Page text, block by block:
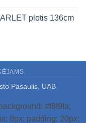
plotis 136cm
Pasaulis, UAB
#f8f9fa;
8px; padding: 20px;